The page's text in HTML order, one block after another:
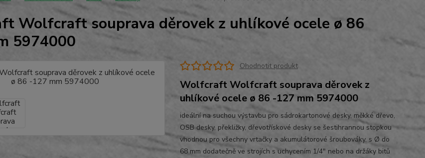
Wolfcraft souprava děrovek z uhlíkové ocele ø 86
5974000
Ohodnotit produkt
Wolfcraft Wolfcraft souprava děrovek z
uhlíkové ocele ø 86 -127 mm 5974000
ideální na suchou výstavbu pro sádrokartonové desky, měkké dřevo,
OSB desky, překližky, dřevotřískové desky se šestihrannou stopkou
vhodnou pro všechny vrtačky a akumulátorové šroubováky, s Ø do
68 mm dodatečně ve strojích s uchycením 1/4" nebo na držáky bitů